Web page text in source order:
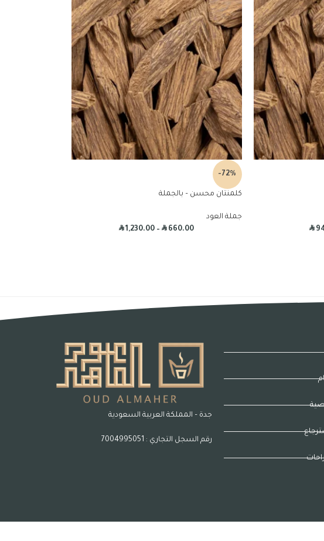
R
-72%
كلمنتان محسن – بالجملة
جملة العود
R660.00
–
R1,230.00
جدة – المملكة العربية السعودية
رقم السجل التجاري : 7004995051